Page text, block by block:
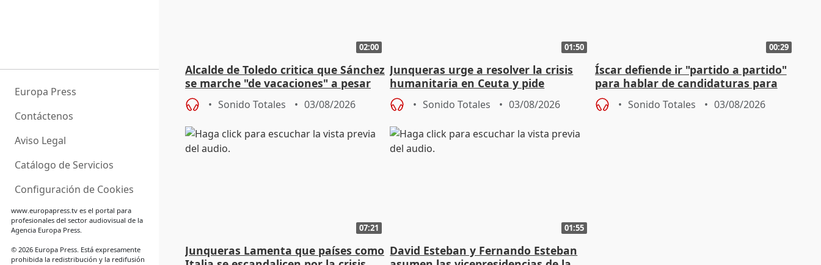
Europa Press
Contáctenos
Aviso Legal
Catálogo de Servicios
Configuración de Cookies
www.europapress.tves el portal para
profesionales del sector audiovisual de la
Agencia Europa Press.
© 2026 Europa Press. Está expresamente
prohibida la redistribución y la redifusión
02:00
Alcalde de Toledo critica que Sánchez
se marche "de vacaciones" a pesar
de la crisis migratoria
Sonido Totales 03/08/2026
01:50
Junqueras urge a resolver la crisis
humanitaria en Ceuta y pide
responsabilidad a la UE
Sonido Totales 03/08/2026
00:29
Íscar defiende ir "partido a partido"
para hablar de candidaturas para
2027
Sonido Totales 03/08/2026
07:21
Junqueras Lamenta que países como
01:55
David Esteban y Fernando Esteban